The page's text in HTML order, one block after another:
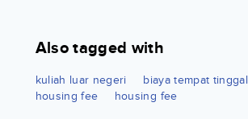
Also tagged with
kuliah luar negeri biaya tempat tinggal
housing fee
housing fee